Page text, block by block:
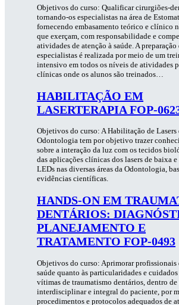
Objetivos do curso: Qualificar cirurgiões-
tornando-os especialistas na área de
fornecendo embasamento teórico e clínico
que exerçam, com responsabilidade e
atividades de atenção à saúde. A preparação
especialistas é realizada por meio de um
intensivo em todos os níveis de atividades
clínicas onde os alunos são treinados…
HABILITAÇÃO EM
LASERTERAPIA FOP-
Objetivos do curso: A Habilitação de Lasers
Odontologia tem por objetivo trazer
sobre a interação da luz com os tecidos
das aplicações clínicas dos lasers de baixa
LEDs nas diversas áreas da Odontologia,
evidências científicas.
HANDS-ON EM
DENTÁRIOS:
PLANEJAMENTO E
TRATAMENTO FOP-0493
Objetivos do curso: Aprimorar profissionais
saúde quanto às particularidades e
vítimas de traumatismo dentários, dentro de
interdisciplinar e integral do paciente, por
procedimentos e protocolos adequados de